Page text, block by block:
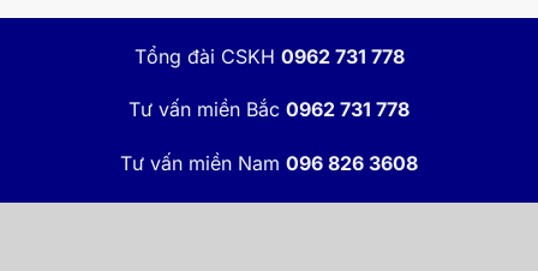
Tổng đài CSKH 0962 731 778
Tư vấn miền Bắc 0962 731 778
Tư vấn miền Nam 096 826 3608